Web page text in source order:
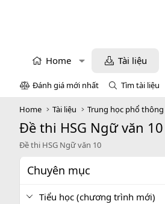
Home Tài liệu
Đánh giá mới nhất Tìm tài liệu
Home Tài liệu Trung học phổ thông
Đề thi HSG Ngữ văn 10
Đề thi HSG Ngữ văn 10
Chuyên mục
Tiểu học (chương trình mới)